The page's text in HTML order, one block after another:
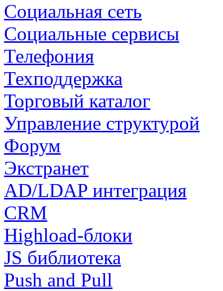
Социальная сеть
Социальные сервисы
Телефония
Техподдержка
Торговый каталог
Управление структурой
Форум
Экстранет
AD/LDAP интеграция
CRM
Highload-блоки
JS библиотека
Push and Pull